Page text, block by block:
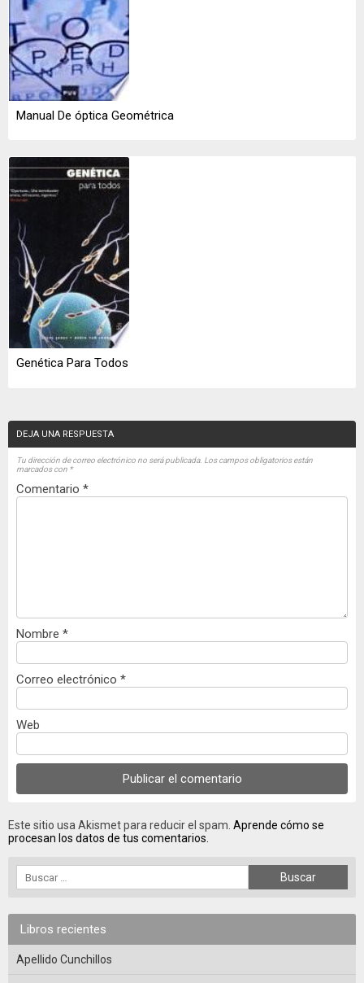
Manual De óptica Geométrica
Genética Para Todos
DEJA UNA RESPUESTA
Tu dirección de correo electrónico no será publicada. Los campos obligatorios están
marcados con *
Comentario *
Nombre *
Correo electrónico *
Web
Este sitio usa Akismet para reducir el spam. Aprende cómo se
procesan los datos de tus comentarios.
Libros recientes
Apellido Cunchillos